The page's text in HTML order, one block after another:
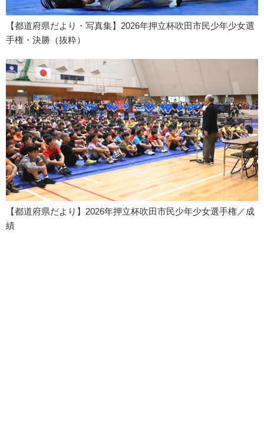
【都道府県だより・写真集】2026年押立杯吹田市民少年少女選
手権・決勝（抜粋）
【都道府県だより】2026年押立杯吹田市民少年少女選手権／成
績